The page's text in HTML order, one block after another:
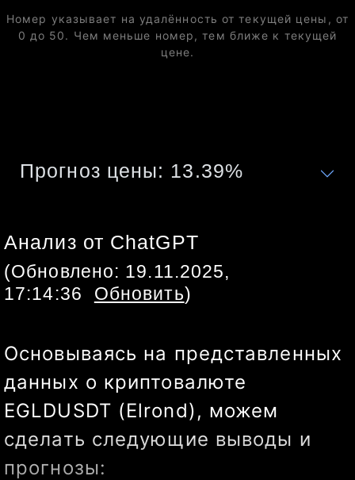
Номер указывает на удалённость от текущей цены, от
0 до 50. Чем меньше номер, тем ближе к текущей
цене.
Прогноз цены: 13.39%
Анализ от ChatGPT
(Обновлено: 19.11.2025,
17:14:36
Обновить)
Основываясь на представленных
данных о криптовалюте
EGLDUSDT (Elrond), можем
сделать следующие выводы и
прогнозы: